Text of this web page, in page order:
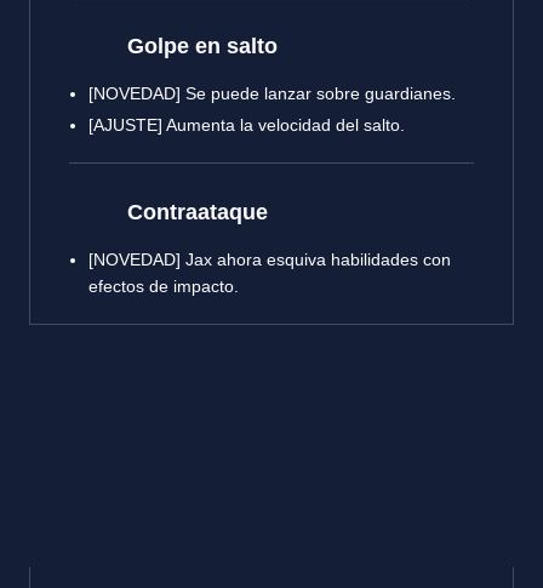
Golpe en salto
[NOVEDAD] Se puede lanzar sobre guardianes.
[AJUSTE] Aumenta la velocidad del salto.
Contraataque
[NOVEDAD] Jax ahora esquiva habilidades con
efectos de impacto.